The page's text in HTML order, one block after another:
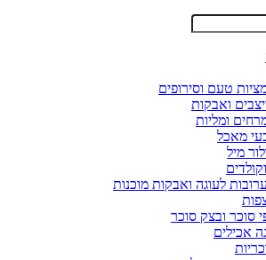
טעם וסירופים
ואבקות
ומליות
מאכל
מיל
לעוגה ואבקות מוכנות
סוכר ובצק סוכר
אכילים